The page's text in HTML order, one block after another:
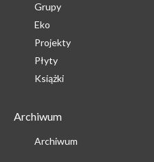
Grupy
Eko
Projekty
Płyty
Książki
Archiwum
Archiwum